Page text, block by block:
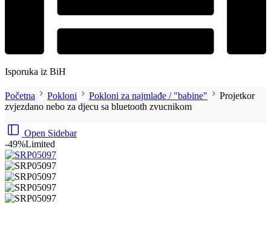
Isporuka iz BiH
Početna Pokloni Pokloni za najmlađe / "babine"
Projetkor
zvjezdano nebo za djecu sa bluetooth zvucnikom
Open Sidebar
-49%Limited